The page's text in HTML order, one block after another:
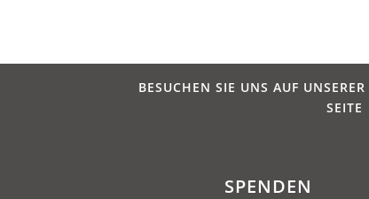
BESUCHEN SIE UNS AUF UNSERER
SEITE
SPENDEN